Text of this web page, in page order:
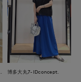
博多大丸7-IDconcept.